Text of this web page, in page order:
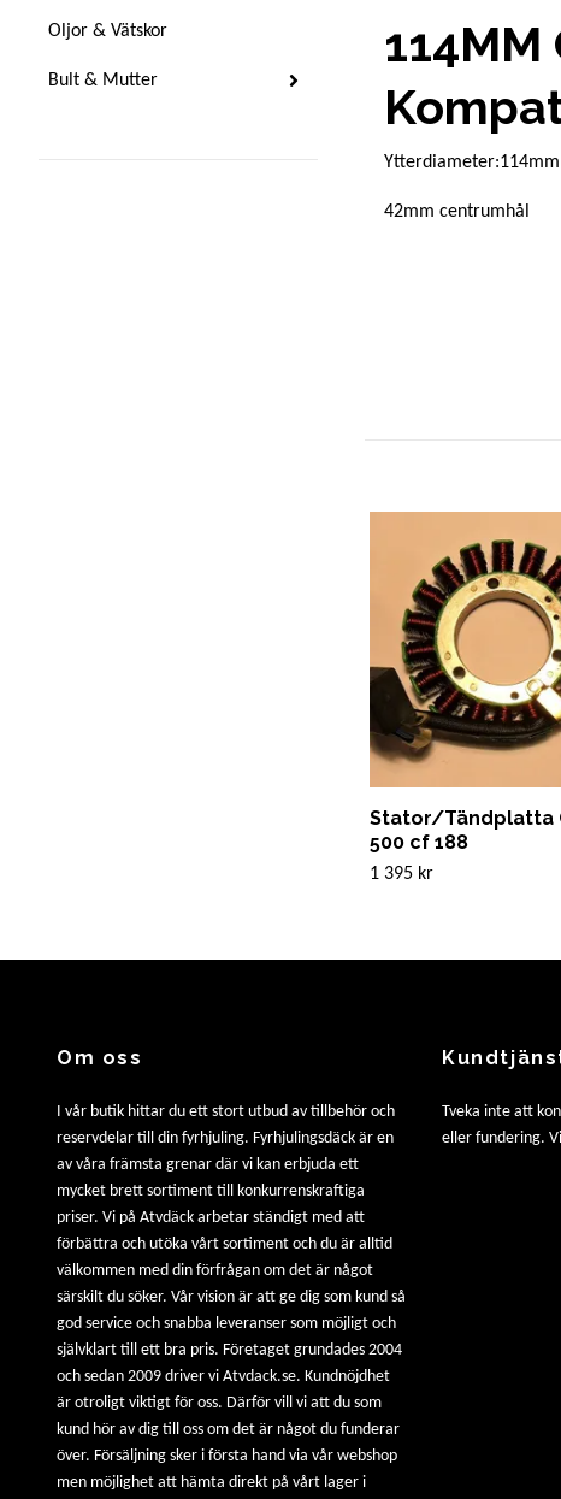
Oljor & Vätskor
Bult & Mutter
Ytterdiameter:114mm
42mm centrumhål
Stator/Tändplatta
500 cf 188
1 395 kr
Om oss
I vår butik hittar du ett stort utbud av tillbehör och
reservdelar till din fyrhjuling. Fyrhjulingsdäck är en
av våra främsta grenar där vi kan erbjuda ett
mycket brett sortiment till konkurrenskraftiga
priser. Vi på Atvdäck arbetar ständigt med att
förbättra och utöka vårt sortiment och du är alltid
välkommen med din förfrågan om det är något
särskilt du söker. Vår vision är att ge dig som kund så
god service och snabba leveranser som möjligt och
självklart till ett bra pris. Företaget grundades 2004
och sedan 2009 driver vi Atvdack.se. Kundnöjdhet
är otroligt viktigt för oss. Därför vill vi att du som
kund hör av dig till oss om det är något du funderar
över. Försäljning sker i första hand via vår webshop
men möjlighet att hämta direkt på vårt lager i
Tveka inte att
eller fundering.